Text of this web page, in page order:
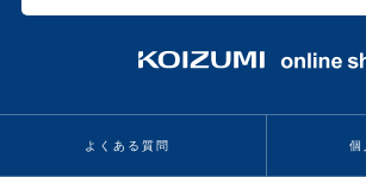
よくある質問 個